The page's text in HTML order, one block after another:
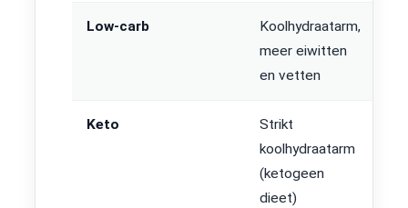
Low-carb
Koolhydraatarm,
meer eiwitten
en vetten
Keto
Strikt
koolhydraatarm
(ketogeen
dieet)